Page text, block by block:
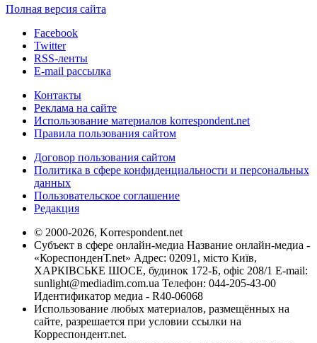
Полная версия сайта
Facebook
Twitter
RSS-ленты
E-mail рассылка
Контакты
Реклама на сайте
Использование материалов korrespondent.net
Правила пользования сайтом
Договор пользования сайтом
Политика в сфере конфиденциальности и персональных
данных
Пользовательское соглашение
Редакция
© 2000-2026, Korrespondent.net
Субъект в сфере онлайн-медиа Название онлайн-медиа -
«КореспонденТ.net» Адрес: 02091, місто Київ,
ХАРКІВСЬКЕ ШОСЕ, будинок 172-Б, офіс 208/1 E-mail:
sunlight@mediadim.com.ua Телефон: 044-205-43-00
Идентификатор медиа - R40-06068
Использование любых материалов, размещённых на
сайте, разрешается при условии ссылки на
Корреспондент.net.